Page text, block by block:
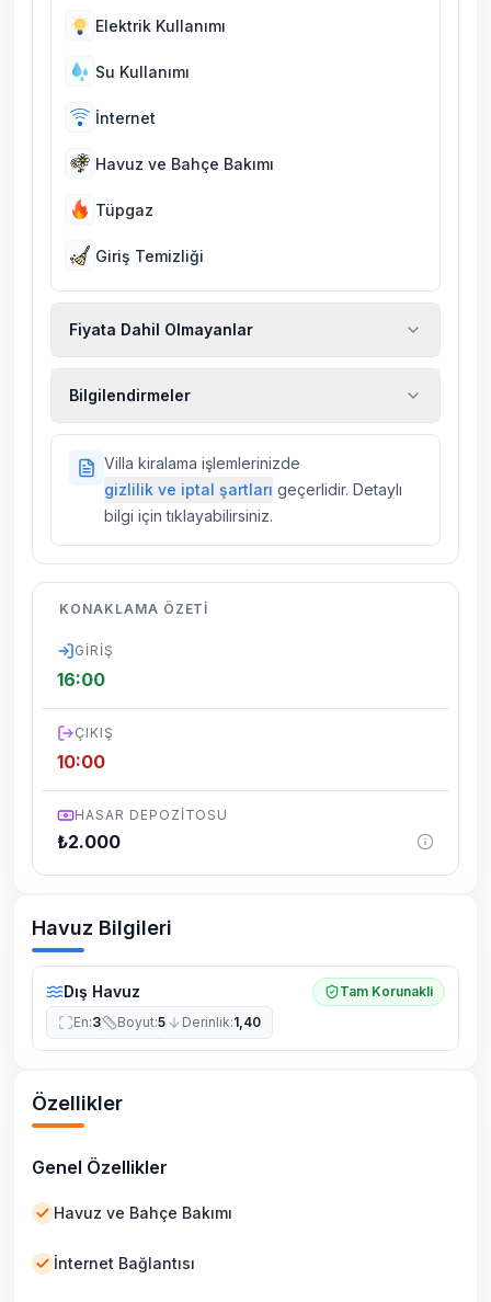
Elektrik Kullanımı
Su Kullanımı
İnternet
Havuz ve Bahçe Bakımı
Tüpgaz
Giriş Temizliği
Fiyata Dahil Olmayanlar
sigortaları fiyatlara dahil değildir.
Bilgilendirmeler
villalarımızda düzenli olarak ilaçlama
yapılmaktadır. Buna rağmen çevrede
kelebek, böcek, sinek vs. bulunma ihtimali
dönemsel olarak altyapı çalışmaları
yapılabilmektedir. Bu çalışma nedeniyle yol
Villa kiralama işlemlerinizde
gizlilik ve iptal şartları geçerlidir. Detaylı
bilgi için tıklayabilirsiniz.
KONAKLAMA ÖZETI
GIRIŞ
16:00
ÇIKIŞ
10:00
HASAR DEPOZITOSU
₺2.000
Havuz Bilgileri
Dış Havuz
Tam Korunakli
En:3 Boyut:5 Derinlik:1,40
Özellikler
Genel Özellikler
Havuz ve Bahçe Bakımı
İnternet Bağlantısı